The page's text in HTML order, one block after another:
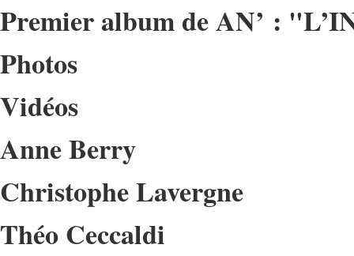
Premier album de AN’ :
Photos
Vidéos
Anne Berry
Christophe Lavergne
Théo Ceccaldi